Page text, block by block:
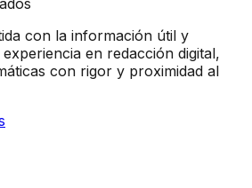
con la información útil y
en redacción digital,
con rigor y proximidad al